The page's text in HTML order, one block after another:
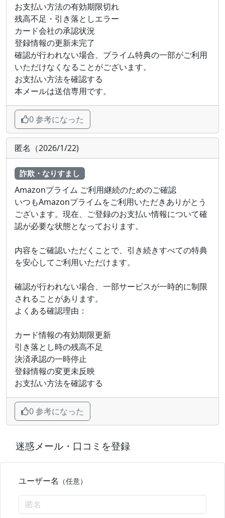
お支払い方法の有効期限切れ
残高不足・引き落としエラー
カード会社の承認状況
登録情報の更新未完了
確認が行われない場合、プライム特典の一部がご利用
いただけなくなることがございます。
お支払い方法を確認する
本メールは送信専用です。
0 参考になった
匿名（2026/1/22)
詐欺・なりすまし
Amazonプライム ご利用継続のためのご確認
いつもAmazonプライムをご利用いただきありがとう
ございます。現在、ご登録のお支払い情報について確
認が必要な状態となっております。
内容をご確認いただくことで、引き続きすべての特典
を安心してご利用いただけます。
確認が行われない場合、一部サービスが一時的に制限
されることがあります。
よくある確認理由：
カード情報の有効期限更新
引き落とし時の残高不足
決済承認の一時停止
登録情報の変更未反映
お支払い方法を確認する
0 参考になった
迷惑メール・口コミを登録
ユーザー名 （任意）